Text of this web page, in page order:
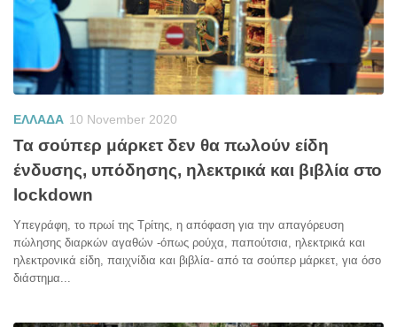
ΕΛΛΑΔΑ 10 November 2020
Τα σούπερ μάρκετ δεν θα πωλούν είδη
ένδυσης, υπόδησης, ηλεκτρικά και βιβλία στο
lockdown
Υπεγράφη, το πρωί της Τρίτης, η απόφαση για την απαγόρευση
πώλησης διαρκών αγαθών -όπως ρούχα, παπούτσια, ηλεκτρικά και
ηλεκτρονικά είδη, παιχνίδια και βιβλία- από τα σούπερ μάρκετ, για όσο
διάστημα...